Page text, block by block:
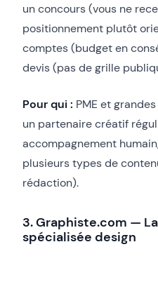
un concours (vous ne
positionnement plutôt
comptes (budget en
devis (pas de grille
Pour qui : PME et
un partenaire créatif
accompagnement
plusieurs types de
rédaction).
3. Graphiste.com —
spécialisée design